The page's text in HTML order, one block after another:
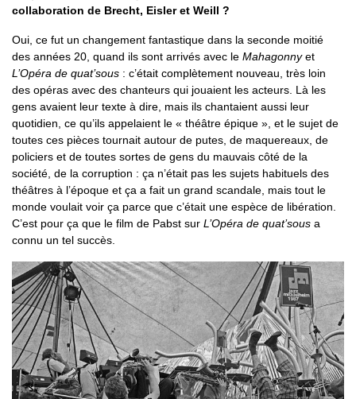
collaboration de Brecht, Eisler et Weill ?
Oui, ce fut un changement fantastique dans la seconde moitié
des années 20, quand ils sont arrivés avec le Mahagonnyet
L’Opéra de quat’sous : c’était complètement nouveau, très loin
des opéras avec des chanteurs qui jouaient les acteurs. Là les
gens avaient leur texte à dire, mais ils chantaient aussi leur
quotidien, ce qu’ils appelaient le « théâtre épique », et le sujet de
toutes ces pièces tournait autour de putes, de maquereaux, de
policiers et de toutes sortes de gens du mauvais côté de la
société, de la corruption : ça n’était pas les sujets habituels des
théâtres à l’époque et ça a fait un grand scandale, mais tout le
monde voulait voir ça parce que c’était une espèce de libération.
C’est pour ça que le film de Pabst sur L’Opéra de quat’sous a
connu un tel succès.